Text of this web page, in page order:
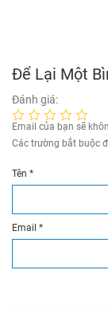
Để Lại Một
Đánh giá:
Email của bạn sẽ
Các trường bắt buộc
Tên *
Email *